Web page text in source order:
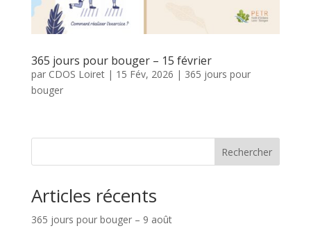
365 jours pour bouger – 15 février
par CDOS Loiret| 15 Fév, 2026 | 365 jours pour
bouger
Rechercher
Articles récents
365 jours pour bouger – 9 août